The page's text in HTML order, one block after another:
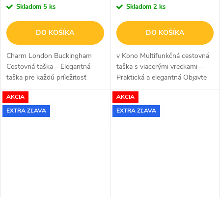
Skladom 5 ks
DO KOŠÍKA
Charm London Buckingham
Cestovná taška – Elegantná
taška pre každú príležitosť
Charm London Buckingham
Travel Bag je ideálnou voľbou
pre dámy, ktoré chcú mať
Skladom 2 ks
DO KOŠÍKA
v Kono Multifunkčná cestovná
taška s viacerými vreckami –
Praktická a elegantná Objavte
čaro organizácie s touto
všestrannou taškou Kono,
ktorá ponúka vodeodolnú
AKCIA
EXTRA ZĽAVA
AKCIA
EXTRA ZĽAVA